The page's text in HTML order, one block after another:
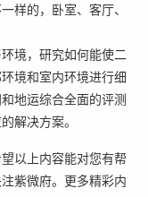
样的，卧室、客厅、
境，研究如何能使二
境和室内环境进行细
地运综合全面的评测
解决方案。
以上内容能对您有帮
紫微府。更多精彩内